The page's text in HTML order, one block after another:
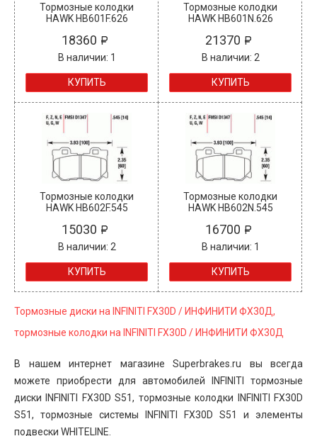
Тормозные колодки
HAWK HB601F.626
18360
В наличии: 1
КУПИТЬ
Тормозные колодки
HAWK HB601N.626
21370
В наличии: 2
КУПИТЬ
Тормозные колодки
HAWK HB602F.545
15030
В наличии: 2
КУПИТЬ
Тормозные колодки
HAWK HB602N.545
16700
В наличии: 1
КУПИТЬ
Тормозные диски на INFINITI FX30D / ИНФИНИТИ ФХ30Д,
тормозные колодки на INFINITI FX30D / ИНФИНИТИ ФХ30Д
В нашем интернет магазине Superbrakes.ru вы всегда
можете приобрести для автомобилей
INFINITI
тормозные
диски
INFINITI FX30D S51, тормозные колодки INFINITI FX30D
S51, тормозные системы INFINITI FX30D S51 и элементы
подвески WHITELINE.